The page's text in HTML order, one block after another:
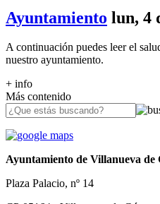
Ayuntamiento lun, 4
A continuación puedes leer el
nuestro ayuntamiento.
+ info
Más contenido
Ayuntamiento de Villanueva de
Plaza Palacio, nº 14